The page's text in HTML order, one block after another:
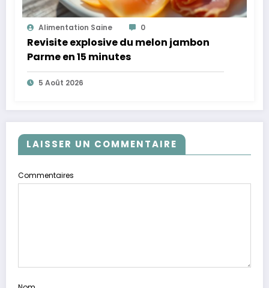
Alimentation Saine 0
Revisite explosive du melon jambon
Parme en 15 minutes
5 Août 2026
LAISSER UN COMMENTAIRE
Commentaires